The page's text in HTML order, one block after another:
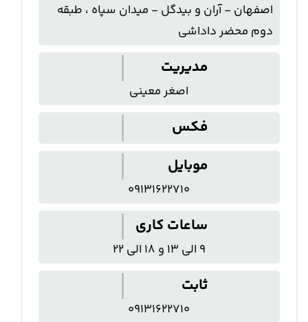
اصفهان - آران و بیدگل - میدان سپاه ، طبقه
دوم محضر داداشی
مدیریت
اصغر معینی
فکس
موبایل
09131622710
ساعات کاری
9 الی 13 و 18 الی 22
ثابت
09131622710